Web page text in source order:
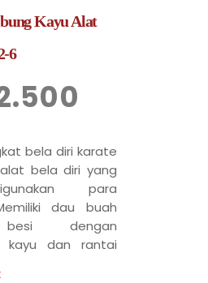
Kayu Alat
6
bela diri karate
bela diri yang
para
dau buah
dengan
kayu dan rantai